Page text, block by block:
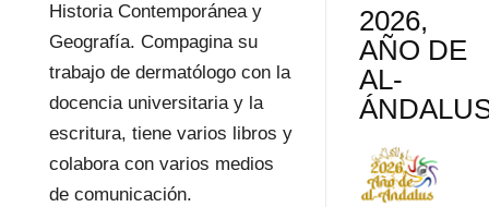
Historia Contemporánea y
Geografía. Compagina su
trabajo de dermatólogo con la
docencia universitaria y la
escritura, tiene varios libros y
colabora con varios medios
de comunicación.
2026,
AÑO DE
AL-